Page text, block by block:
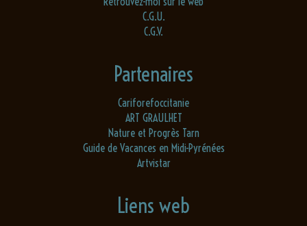
C.G.U.
C.G.V.
Partenaires
Cariforefoccitanie
ART GRAULHET
Nature et Progrès Tarn
Guide de Vacances en Midi-Pyrénées
Artvistar
Liens web